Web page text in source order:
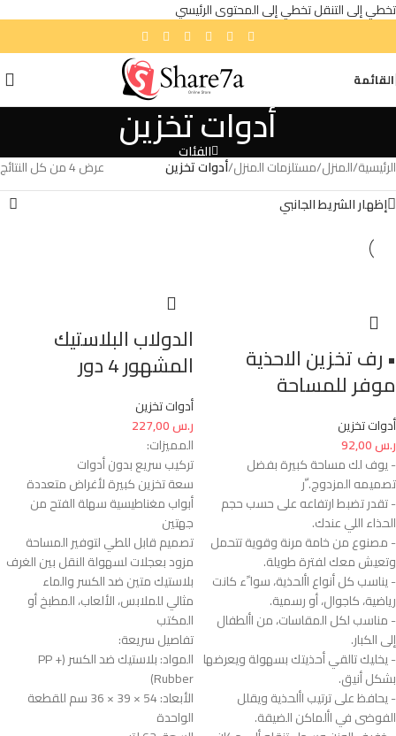
تخطي إلى التنقلتخطي إلى المحتوى الرئيسي
القائمة
أدوات تخزين
الفئات
الرئيسية/المنزل/مستلزمات المنزل/أدوات تخزين
عرض ⁦4⁩ من كل النتائج
إظهار الشريط الجانبي
• رف تخزين الاحذية
موفر للمساحة
أدوات تخزين
ر.س
- يوف لك مساحة كبيرة بفضل
تصميمه المزدوج. ّر
- تقدر تضبط ارتفاعه على حسب حجم
الحذاء اللي عندك.
- مصنوع من خامة مرنة وقوية تتحمل
وتعيش معك لفترة طويلة.
- يناسب كل أنواع األحذية، سوا ًء كانت
رياضية، كاجوال، أو رسمية.
- مناسب لكل المقاسات، من األطفال
إلى الكبار.
- يخليك تالقي أحذيتك بسهولة ويعرضها
بشكل أنيق.
- يحافظ على ترتيب األحذية ويقلل
الفوضى في األماكن الضيقة.
الدولاب البلاستيك
المشهور 4 دور
أدوات تخزين
ر.س
المميزات:
تركيب سريع بدون أدوات
سعة تخزين كبيرة لأغراض متعددة
أبواب مغناطيسية سهلة الفتح من
جهتين
تصميم قابل للطي لتوفير المساحة
مزود بعجلات لسهولة النقل بين الغرف
بلاستيك متين ضد الكسر والماء
مثالي للملابس، الألعاب، المطبخ أو
المكتب
تفاصيل سريعة:
المواد: بلاستيك ضد الكسر (PP +
Rubber)
الأبعاد: 54 × 39 × 36 سم للقطعة
الواحدة